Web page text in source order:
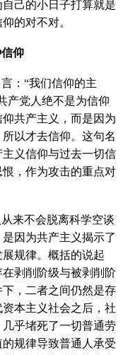
己的小日子打算就是
的对不对。
仰
：“我们信仰的主
产党人绝不是为信仰
共产主义，而是因为
以才去信仰。这句名
义信仰与过去一切信
，作为攻击的重点对
来不会脱离科学空谈
因为共产主义揭示了
规律。概括的说起
剥削阶级与被剥削阶
，二者之间仍然是存
本主义社会之后，社
乎堵死了一切普通劳
规律导致普通人承受